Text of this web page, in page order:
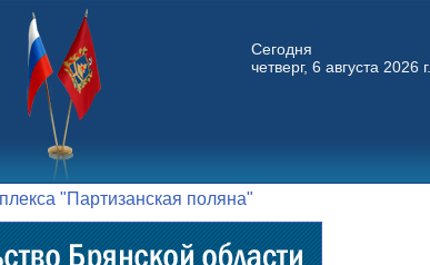
Сегодня
четверг, 6 августа 2026 г.
"Партизанская поляна"